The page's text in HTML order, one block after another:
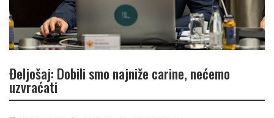
Đeljošaj: Dobili smo najniže carine, nećemo
uzvraćati